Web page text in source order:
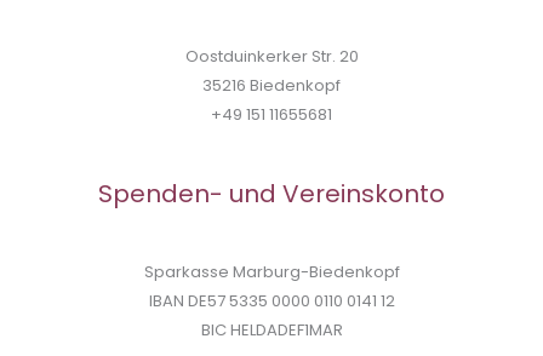
Oostduinkerker Str. 20
35216 Biedenkopf
+49 151 11655681
Spenden- und Vereinskonto
Sparkasse Marburg-Biedenkopf
IBAN DE57 5335 0000 0110 0141 12
BIC HELDADEF1MAR